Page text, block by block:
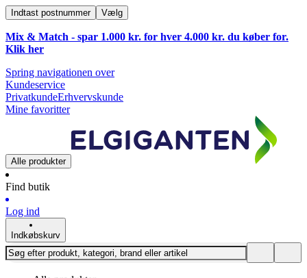
Indtast postnummer Vælg
Mix & Match - spar 1.000 kr. for hver 4.000 kr. du køber for.
Klik her
Spring navigationen over
Kundeservice
PrivatkundeErhvervskunde
Mine favoritter
Alle produkter
Find butik
Log ind
Indkøbskurv